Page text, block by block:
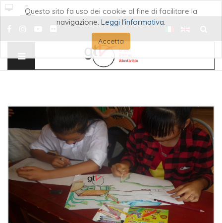
Questo sito fa uso dei cookie al fine di facilitare la
navigazione. Leggi l'informativa.
Accetta